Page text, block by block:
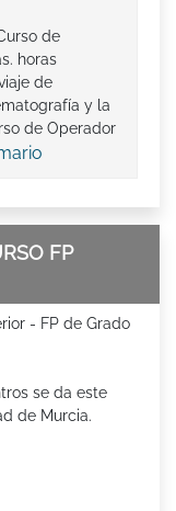
de
horas
de
y la
de Operador
FP
- FP de Grado
se da este
de Murcia.